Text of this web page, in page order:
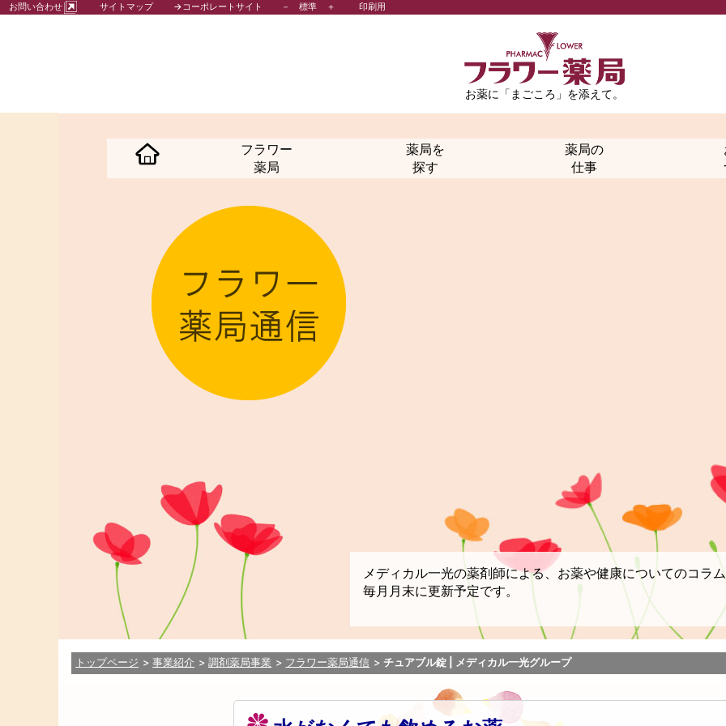
お薬に「まごころ」を添えて。
フラワー
薬局
薬局を
探す
薬局の
仕事
－ 標準 ＋ 印刷用
お問い合わせ サイトマップ →コーポレートサイト
メディカル一光の薬剤師による、お薬や健康についてのコラ
毎月月末に更新予定です。
トップページ 事業紹介 調剤薬局事業 フラワー薬局通信 チュアブル錠 | メディカル一光グループ